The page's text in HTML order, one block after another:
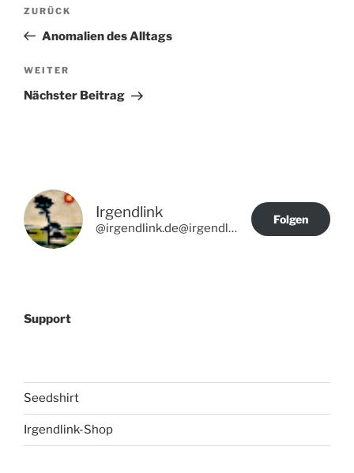
Vorheriger
Beitrag
ZURÜCK
Anomalien des Alltags
Nächster
Beitrag
WEITER
Nächster Beitrag
Irgendlink
@irgendlink.de@irgendlink.de
Folgen
Support
Seedshirt
Irgendlink-Shop